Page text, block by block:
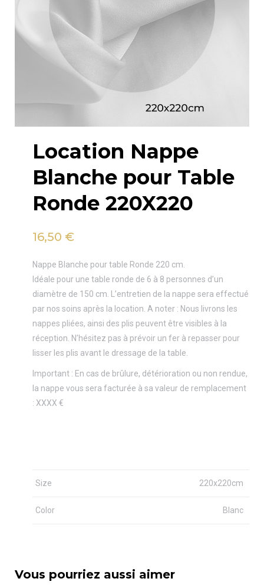
Location Nappe
Blanche pour Table
Ronde 220X220
16,50 €
Nappe Blanche pour table Ronde 220 cm.
Idéale pour une table ronde de 6 à 8 personnes d’un
diamètre de 150 cm. L’entretien de la nappe sera effectué
par nos soins après la location. A noter : Nous livrons les
nappes pliées, ainsi des plis peuvent être visibles à la
réception. N’hésitez pas à prévoir un fer à repasser pour
lisser les plis avant le dressage de la table.
Important : En cas de brûlure, détérioration ou non rendue,
la nappe vous sera facturée à sa valeur de remplacement
: XXXX €
Size 220x220cm
Color Blanc
Vous pourriez aussi aimer